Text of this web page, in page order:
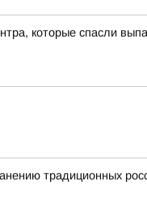
которые спасли
традиционных